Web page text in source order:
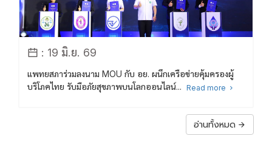
: 19 มิ.ย. 69
แพทยสภาร่วมลงนาม MOU กับ อย. ผนึกเครือข่ายคุ้มครองผู้
บริโภคไทย รับมือภัยสุขภาพบนโลกออนไลน์... Read more
อ่านทั้งหมด